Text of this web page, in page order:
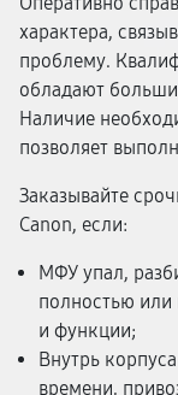
характера,
проблему.
обладают
Наличие
позволяет
Заказывайте
Canon, если:
МФУ упал,
полностью
и функции;
Внутрь
времени,